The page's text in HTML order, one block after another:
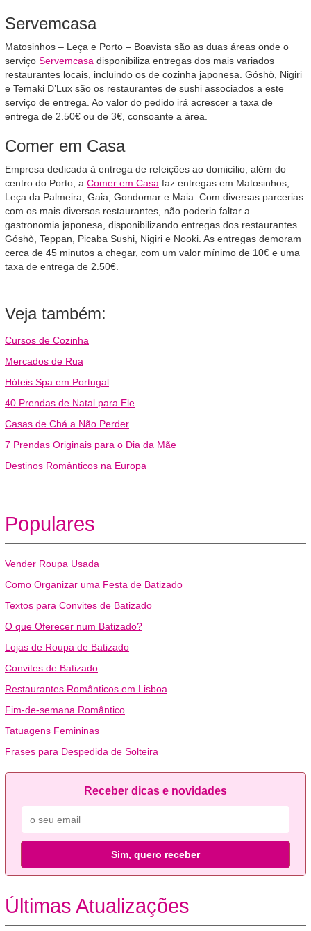
Servemcasa
Matosinhos – Leça e Porto – Boavista são as duas áreas onde o
serviço Servemcasa disponibiliza entregas dos mais variados
restaurantes locais, incluindo os de cozinha japonesa. Góshò, Nigiri
e Temaki D’Lux são os restaurantes de sushi associados a este
serviço de entrega. Ao valor do pedido irá acrescer a taxa de
entrega de 2.50€ ou de 3€, consoante a área.
Comer em Casa
Empresa dedicada à entrega de refeições ao domicílio, além do
centro do Porto, a Comer em Casa faz entregas em Matosinhos,
Leça da Palmeira, Gaia, Gondomar e Maia. Com diversas parcerias
com os mais diversos restaurantes, não poderia faltar a
gastronomia japonesa, disponibilizando entregas dos restaurantes
Góshò, Teppan, Picaba Sushi, Nigiri e Nooki. As entregas demoram
cerca de 45 minutos a chegar, com um valor mínimo de 10€ e uma
taxa de entrega de 2.50€.
Veja também:
Cursos de Cozinha
Mercados de Rua
Hóteis Spa em Portugal
40 Prendas de Natal para Ele
Casas de Chá a Não Perder
7 Prendas Originais para o Dia da Mãe
Destinos Românticos na Europa
Populares
Vender Roupa Usada
Como Organizar uma Festa de Batizado
Textos para Convites de Batizado
O que Oferecer num Batizado?
Lojas de Roupa de Batizado
Convites de Batizado
Restaurantes Românticos em Lisboa
Fim-de-semana Romântico
Tatuagens Femininas
Frases para Despedida de Solteira
Receber dicas e novidades
Sim, quero receber
Últimas Atualizações